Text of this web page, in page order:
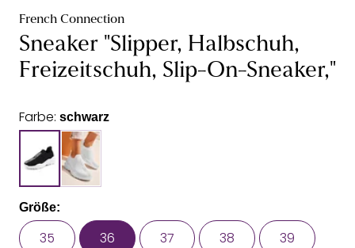
French Connection
Sneaker "Slipper, Halbschuh,
Freizeitschuh, Slip-On-Sneaker,"
Farbe: schwarz
Größe:
35 36 37 38 39